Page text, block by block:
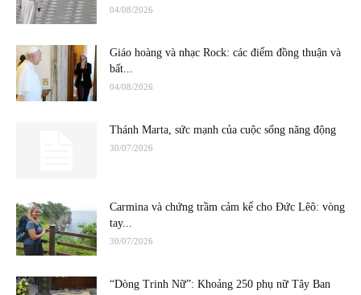
04/08/2026
Giáo hoàng và nhạc Rock: các điểm đồng thuận và
bất...
04/08/2026
Thánh Marta, sức mạnh của cuộc sống năng động
30/07/2026
Carmina và chứng trầm cảm kể cho Đức Lêô: vòng
tay...
30/07/2026
“Dòng Trinh Nữ”: Khoảng 250 phụ nữ Tây Ban